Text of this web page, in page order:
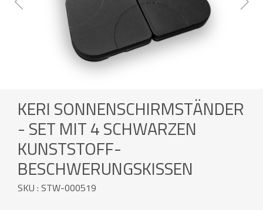
Previous Next
KERI SONNENSCHIRMSTÄNDER
- SET MIT 4 SCHWARZEN
KUNSTSTOFF-
BESCHWERUNGSKISSEN
SKU : STW-000519